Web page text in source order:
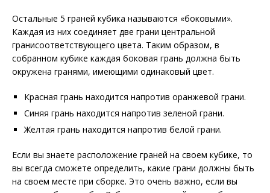
Остальные 5 граней кубика называются «боковыми».
Каждая из них соединяет две грани центральной
гранисоответствующего цвета. Таким образом, в
собранном кубике каждая боковая грань должна быть
окружена гранями, имеющими одинаковый цвет.
Красная грань находится напротив оранжевой грани.
Синяя грань находится напротив зеленой грани.
Желтая грань находится напротив белой грани.
Если вы знаете расположение граней на своем кубике, то
вы всегда сможете определить, какие грани должны быть
на своем месте при сборке. Это очень важно, если вы